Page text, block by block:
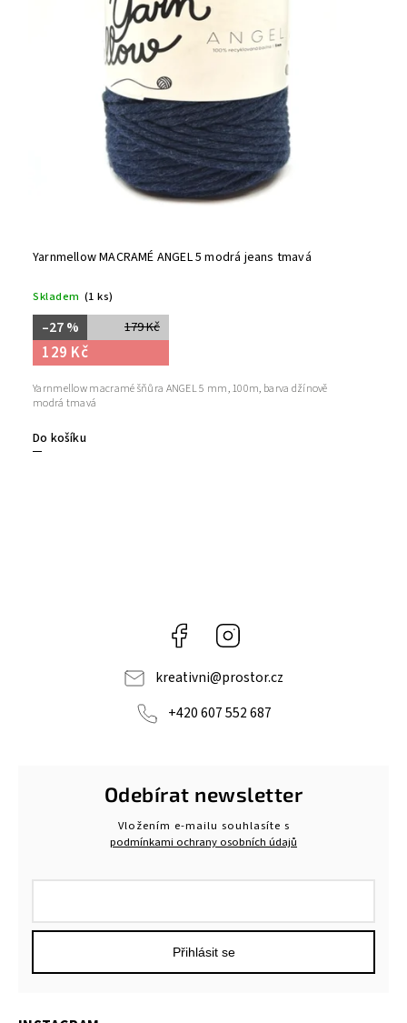
Yarnmellow MACRAMÉ ANGEL 5 modrá jeans tmavá
Skladem (1 ks)
179 Kč
–27 %
129 Kč
Do košíku
Yarnmellow macramé šňůra ANGEL 5 mm, 100m, barva džínově
modrá tmavá
Facebook
kreativni@prostor.cz
+420 607 552 687
Odebírat newsletter
Vložením e-mailu souhlasíte s
podmínkami ochrany osobních údajů
Přihlásit se